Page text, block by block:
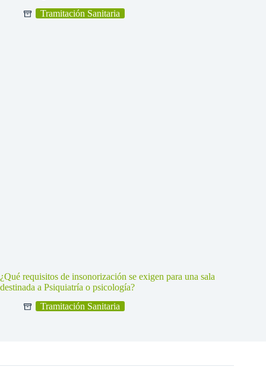
Tramitación Sanitaria
¿Qué requisitos de insonorización se exigen para una sala
destinada a Psiquiatría o psicología?
Tramitación Sanitaria